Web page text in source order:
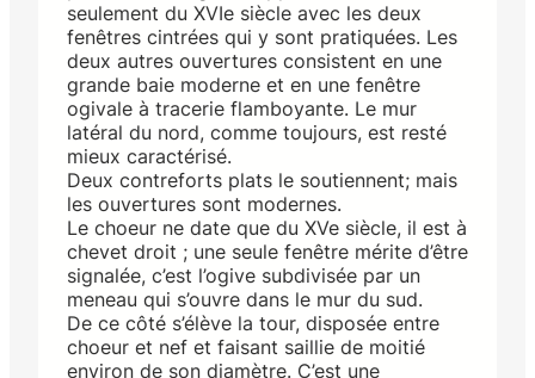
seulement du XVIe siècle avec les deux
fenêtres cintrées qui y sont pratiquées. Les
deux autres ouvertures consistent en une
grande baie moderne et en une fenêtre
ogivale à tracerie flamboyante. Le mur
latéral du nord, comme toujours, est resté
mieux caractérisé.
Deux contreforts plats le soutiennent; mais
les ouvertures sont modernes.
Le choeur ne date que du XVe siècle, il est à
chevet droit ; une seule fenêtre mérite d’être
signalée, c’est l’ogive subdivisée par un
meneau qui s’ouvre dans le mur du sud.
De ce côté s’élève la tour, disposée entre
choeur et nef et faisant saillie de moitié
environ de son diamètre. C’est une